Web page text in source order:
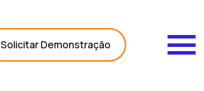
Solicitar Demonstração